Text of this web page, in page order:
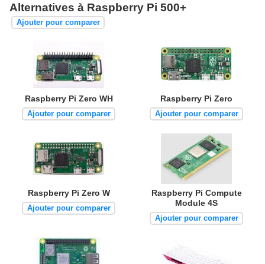
Alternatives à Raspberry Pi 500+
Ajouter pour comparer
Raspberry Pi Zero WH
Ajouter pour comparer
Raspberry Pi Zero
Ajouter pour comparer
Raspberry Pi Zero W
Ajouter pour comparer
Raspberry Pi Compute
Module 4S
Ajouter pour comparer